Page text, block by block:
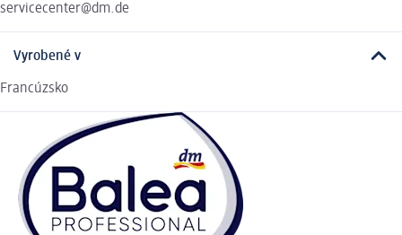
servicecenter@dm.de
Vyrobené v
Francúzsko